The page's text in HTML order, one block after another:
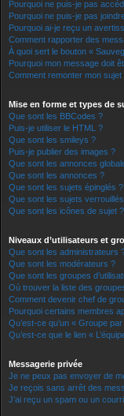
Pourquoi ne puis-je pas
Pourquoi ne puis-je pas
Pourquoi ai-je reçu un
Comment rapporter des
À quoi sert le bouton «
Pourquoi mon message doit
Comment remonter mon sujet
Mise en forme et types de
Que sont les BBCodes ?
Puis-je utiliser le HTML ?
Que sont les smileys ?
Puis-je publier des images ?
Que sont les annonces
Que sont les annonces ?
Que sont les sujets épinglés ?
Que sont les sujets
Que sont les icônes de sujet ?
Niveaux d’utilisateurs et
Que sont les administrateurs
Que sont les modérateurs ?
Que sont les groupes
Où trouver la liste des
Comment devenir chef de
Pourquoi certains membres
Qu’est-ce qu’un « Groupe
Qu’est-ce que le lien «
Messagerie privée
Je ne peux pas envoyer de
Je reçois sans arrêt des
J’ai reçu un spam ou un